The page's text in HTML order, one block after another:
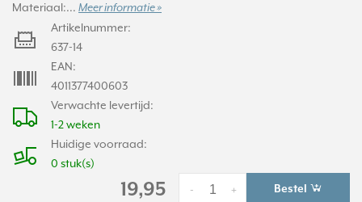
Materiaal:... Meer informatie »
Verwachte levertijd:
1-2 weken
Huidige voorraad:
0 stuk(s)
Artikelnummer:
637-14
EAN:
4011377400603
19,95 +
- Bestel